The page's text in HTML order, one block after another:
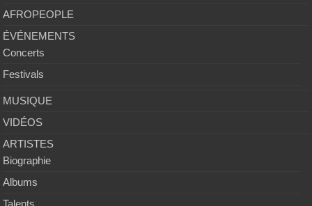
AFROPEOPLE
ÉVÉNEMENTS
Concerts
Festivals
MUSIQUE
VIDÉOS
ARTISTES
Biographie
Albums